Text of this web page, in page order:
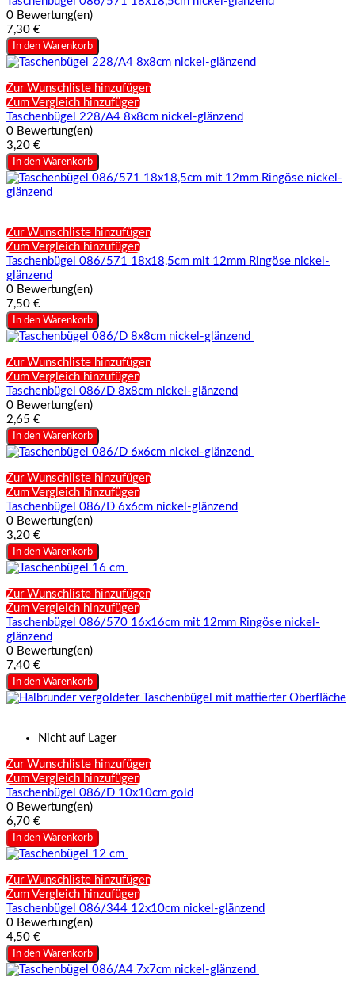
0 Bewertung(en)
7,30 €
In den Warenkorb
Zur Wunschliste hinzufügen
Zum Vergleich hinzufügen
Taschenbügel 228/A4 8x8cm nickel-glänzend
0 Bewertung(en)
3,20 €
In den Warenkorb
Zur Wunschliste hinzufügen
Zum Vergleich hinzufügen
Taschenbügel 086/571 18x18,5cm mit 12mm Ringöse nickel-
glänzend
0 Bewertung(en)
7,50 €
In den Warenkorb
Zur Wunschliste hinzufügen
Zum Vergleich hinzufügen
Taschenbügel 086/D 8x8cm nickel-glänzend
0 Bewertung(en)
2,65 €
In den Warenkorb
Zur Wunschliste hinzufügen
Zum Vergleich hinzufügen
Taschenbügel 086/D 6x6cm nickel-glänzend
0 Bewertung(en)
3,20 €
In den Warenkorb
Zur Wunschliste hinzufügen
Zum Vergleich hinzufügen
Taschenbügel 086/570 16x16cm mit 12mm Ringöse nickel-
glänzend
0 Bewertung(en)
7,40 €
In den Warenkorb
Nicht auf Lager
Zur Wunschliste hinzufügen
Zum Vergleich hinzufügen
Taschenbügel 086/D 10x10cm gold
0 Bewertung(en)
6,70 €
In den Warenkorb
Zur Wunschliste hinzufügen
Zum Vergleich hinzufügen
Taschenbügel 086/344 12x10cm nickel-glänzend
0 Bewertung(en)
4,50 €
In den Warenkorb